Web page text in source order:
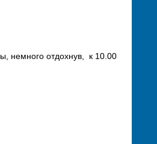
немного отдохнув, к 10.00